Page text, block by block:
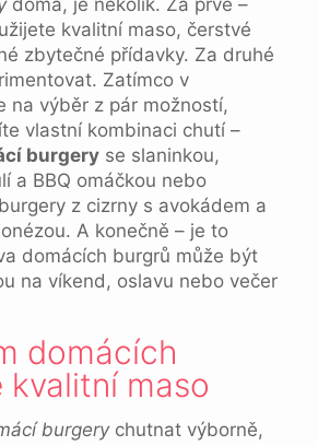
doma, je několik. Za prvé –
kvalitní maso, čerstvé
zbytečné přídavky. Za druhé
Zatímco v
na výběr z pár možností,
vlastní kombinaci chutí –
burgeryse slaninkou,
a BBQ omáčkou nebo
z cizrny s avokádem a
A konečně – je to
domácích burgrů může být
na víkend, oslavu nebo večer
domácích
kvalitní maso
burgery chutnat výborně,